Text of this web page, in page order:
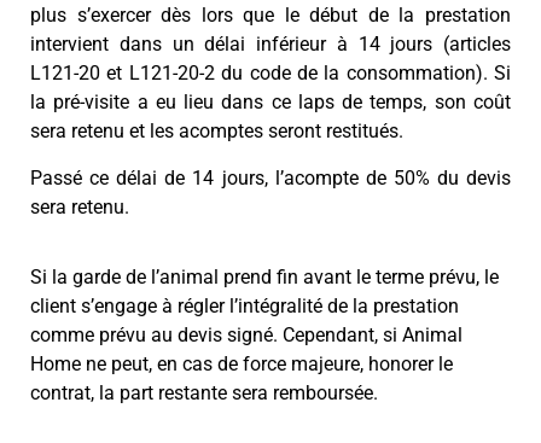
plus s’exercer dès lors que le début de la prestation
intervient dans un délai inférieur à 14 jours (articles
L121-20 et L121-20-2 du code de la consommation). Si
la pré-visite a eu lieu dans ce laps de temps, son coût
sera retenu et les acomptes seront restitués.
Passé ce délai de 14 jours, l’acompte de 50% du devis
sera retenu.
Si la garde de l’animal prend fin avant le terme prévu, le
client s’engage à régler l’intégralité de la prestation
comme prévu au devis signé. Cependant, si Animal
Home ne peut, en cas de force majeure, honorer le
contrat, la part restante sera remboursée.